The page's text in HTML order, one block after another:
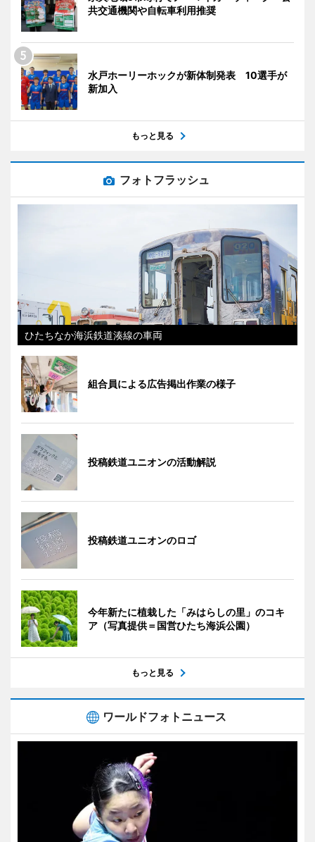
共交通機関や自転車利用推奨
水戸ホーリーホックが新体制発表 10選手が
新加入
もっと見る
フォトフラッシュ
ひたちなか海浜鉄道湊線の車両
組合員による広告掲出作業の様子
投稿鉄道ユニオンの活動解説
投稿鉄道ユニオンのロゴ
今年新たに植栽した「みはらしの里」のコキ
ア（写真提供＝国営ひたち海浜公園）
もっと見る
ワールドフォトニュース